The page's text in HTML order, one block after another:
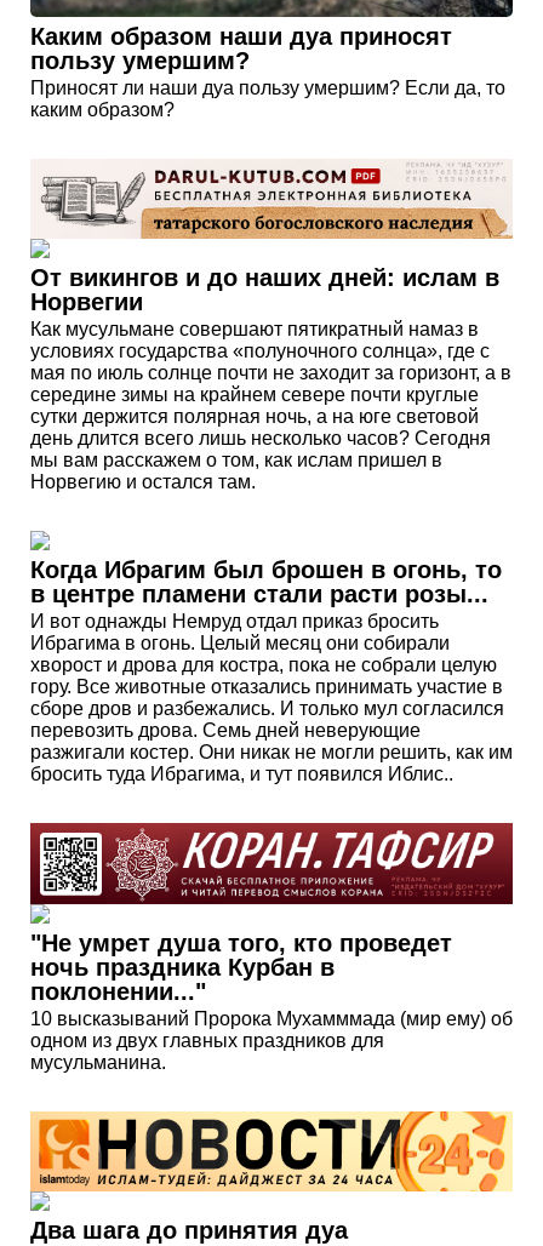
Каким образом наши дуа приносят
пользу умершим?
Приносят ли наши дуа пользу умершим? Если да, то
каким образом?
От викингов и до наших дней: ислам в
Норвегии
Как мусульмане совершают пятикратный намаз в
условиях государства «полуночного солнца», где с
мая по июль солнце почти не заходит за горизонт, а в
середине зимы на крайнем севере почти круглые
сутки держится полярная ночь, а на юге световой
день длится всего лишь несколько часов? Сегодня
мы вам расскажем о том, как ислам пришел в
Норвегию и остался там.
Когда Ибрагим был брошен в огонь, то
в центре пламени стали расти розы...
И вот однажды Немруд отдал приказ бросить
Ибрагима в огонь. Целый месяц они собирали
хворост и дрова для костра, пока не собрали целую
гору. Все животные отказались принимать участие в
сборе дров и разбежались. И только мул согласился
перевозить дрова. Семь дней неверующие
разжигали костер. Они никак не могли решить, как им
бросить туда Ибрагима, и тут появился Иблис..
"Не умрет душа того, кто проведет
ночь праздника Курбан в
поклонении..."
10 высказываний Пророка Мухамммада (мир ему) об
одном из двух главных праздников для
мусульманина.
Два шага до принятия дуа